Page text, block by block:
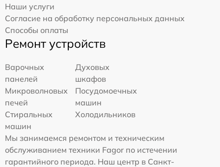
Наши услуги
Согласие на обработку персональных данных
Способы оплаты
Ремонт устройств
Варочных
панелей
Духовых
шкафов
Микроволновых
печей
Посудомоечных
машин
Стиральных
машин
Холодильников
Мы занимаемся ремонтом и техническим
обслуживанием техники Fagor по истечении
гарантийного периода. Наш центр в Санкт-